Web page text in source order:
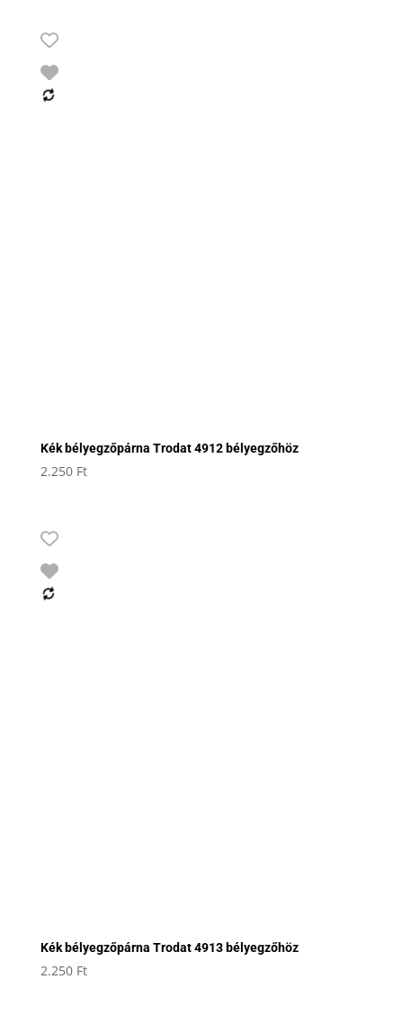
Kék bélyegzőpárna Trodat 4912 bélyegzőhöz
2.250 Ft
Kék bélyegzőpárna Trodat 4913 bélyegzőhöz
2.250 Ft